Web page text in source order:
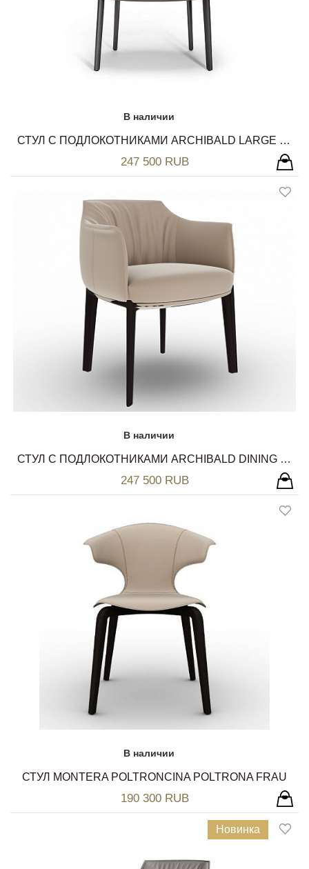
В наличии
СТУЛ С ПОДЛОКОТНИКАМИ ARCHIBALD LARGE DINING CHAIR SAHARA POLTRONA FRAU
247 500 RUB
В наличии
СТУЛ С ПОДЛОКОТНИКАМИ ARCHIBALD DINING CHAIR POLTRONA FRAU
247 500 RUB
В наличии
СТУЛ MONTERA POLTRONCINA POLTRONA FRAU
190 300 RUB
Новинка